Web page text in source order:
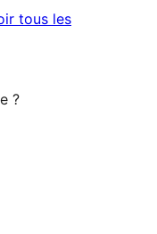
tous lesavis
?